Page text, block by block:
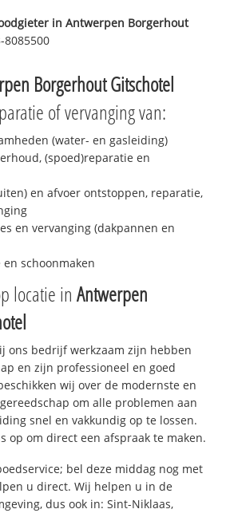
inAntwerpen Borgerhout
8085500
Borgerhout Gitschotel
of vervanging van:
(water- en gasleiding)
(spoed)reparatie en
en afvoer ontstoppen, reparatie,
en vervanging (dakpannen en
schoonmaken
locatie inAntwerpen
ons bedrijf werkzaam zijn hebben
en zijn professioneel en goed
wij over de modernste en
om alle problemen aan
snel en vakkundig op te lossen.
op om direct een afspraak te maken.
bel deze middag nog met
u direct. Wij helpen u in de
dus ook in: Sint-Niklaas,